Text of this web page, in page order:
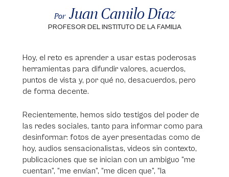
Por Juan Camilo Díaz
PROFESOR DEL INSTITUTO DE LA FAMILIA
Hoy, el reto es aprender a usar estas poderosas
herramientas para difundir valores, acuerdos,
puntos de vista y, por qué no, desacuerdos, pero
de forma decente.
Recientemente, hemos sido testigos del poder de
las redes sociales, tanto para informar como para
desinformar: fotos de ayer presentadas como de
hoy, audios sensacionalistas, videos sin contexto,
publicaciones que se inician con un ambiguo “me
cuentan”, “me envían”, “me dicen que”, “la